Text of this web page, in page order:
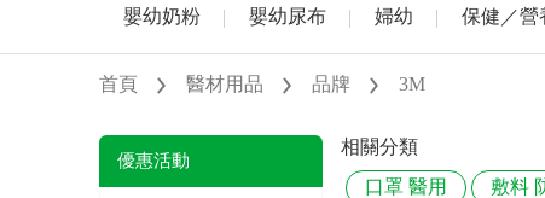
嬰幼奶粉 嬰幼尿布 婦幼 保健／營
首頁 醫材用品 品牌 3M
優惠活動
相關分類
口罩 醫用
敷料